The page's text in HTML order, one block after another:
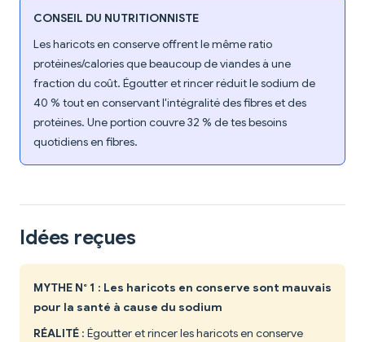
CONSEIL DU NUTRITIONNISTE
Les haricots en conserve offrent le même ratio
protéines/calories que beaucoup de viandes à une
fraction du coût. Égoutter et rincer réduit le sodium de
40 % tout en conservant l'intégralité des fibres et des
protéines. Une portion couvre 32 % de tes besoins
quotidiens en fibres.
Idées reçues
MYTHE N° 1 : Les haricots en conserve sont mauvais
pour la santé à cause du sodium
RÉALITÉ : Égoutter et rincer les haricots en conserve